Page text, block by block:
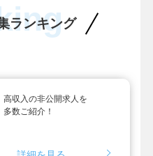
ランキング
高収入の非公開求人を
多数ご紹介！